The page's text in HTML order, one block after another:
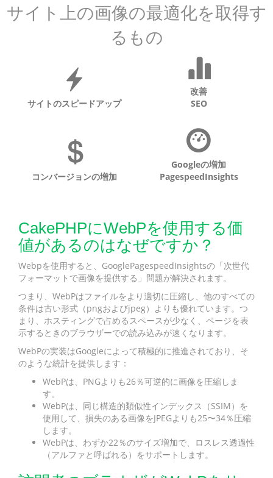
サイト上の画像の最適化を取得す
るもの
サイトのスピードアップ
改善
SEO
コンバージョンの増加
Googleの増加
PagespeedInsights
CakePHPにWebPを使用する価
値があるのはなぜですか？
Webpを使用すると、GooglePagespeedInsightsの「次世代
フォーマットで画像を提供する」問題が解決されます。
つまり、WebPはファイルをより適切に圧縮し、他のすべての
条件は古い形式（pngおよびjpeg）よりも優れています。つ
まり、ホスティングで占めるスペースが少なく、ページを表
示するときのブラウザーでの読み込みが速くなります。
WebPの実装はGoogleによって積極的に推進されており、そ
のような統計を提供します：
WebPは、PNGよりも26％可逆的に画像を圧縮しま
す。
WebPは、同じ構造的類似性インデックス（SSIM）を
使用して、損失のある画像をJPEGよりも25〜34％圧縮
します。
WebPは、わずか22％のサイズ増加で、ロスレス透過性
（アルファと呼ばれる）をサポートします。